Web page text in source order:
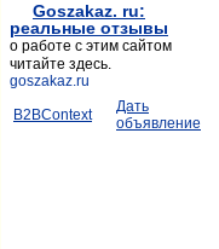
Goszakaz. ru:
реальные отзывы
о работе с этим сайтом
читайте здесь.
goszakaz.ru
B2BContext
Дать
объявление